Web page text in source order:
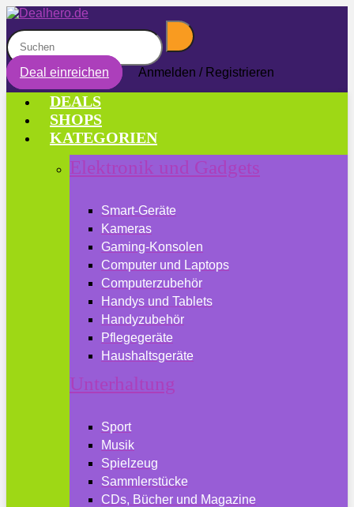
Deal einreichen Anmelden / Registrieren
DEALS
SHOPS
KATEGORIEN
Elektronik und Gadgets
Smart-Geräte
Kameras
Gaming-Konsolen
Computer und Laptops
Computerzubehör
Handys und Tablets
Handyzubehör
Pflegegeräte
Haushaltsgeräte
Unterhaltung
Sport
Musik
Spielzeug
Sammlerstücke
CDs, Bücher und Magazine